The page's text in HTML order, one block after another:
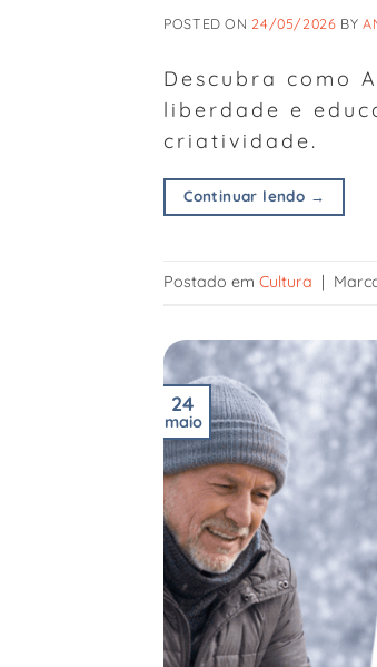
POSTED ON 24/05/2026 BY
Descubra como
liberdade e
criatividade.
Continuar lendo →
Postado em Cultura |
24
maio